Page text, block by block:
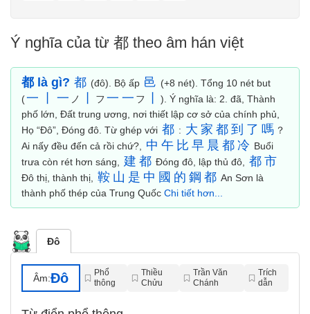
Ý nghĩa của từ 都 theo âm hán việt
都 là gì? 都 (đô). Bộ ấp 邑 (+8 nét). Tổng 10 nét but
(一 一 ノ フ一 一 フ
). Ý nghĩa là: 2. đã, Thành
phố lớn, Đất trung ương, nơi thiết lập cơ sở của chính phủ,
Họ “Đô”, Đóng đô. Từ ghép với 都 : 大 家 都 到 了 嗎 ？
Ai nấy đều đến cả rồi chứ?,
中 午 比 早 晨 都 冷 Buổi
trưa còn rét hơn sáng,
建 都 Đóng đô, lập thủ đô, 都 市
Đô thị, thành thị, 鞍 山 是 中 國 的 鋼 都 An Sơn là
thành phố thép của Trung Quốc Chi tiết hơn...
Đô
Âm:Đô
Phổ
thông
Thiều
Chửu
Trần Văn
Chánh
Trích
dẫn